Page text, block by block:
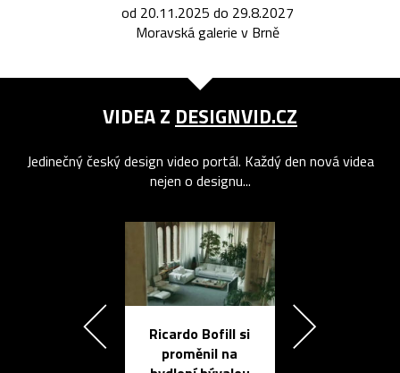
od 20.11.2025 do 29.8.2027
Moravská galerie v Brně
VIDEA Z DESIGNVID.CZ
Jedinečný český design video portál. Každý den nová videa
nejen o designu...
Ricardo Bofill si
proměnil na